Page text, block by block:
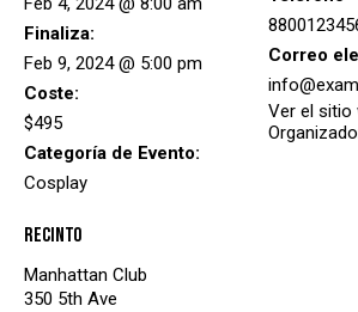
Finaliza:
Feb 9, 2024 @ 5:00 pm
Coste:
$495
Categoría de Evento:
Cosplay
Correo
Ver el sitio
Recinto
Manhattan Club
350 5th Ave